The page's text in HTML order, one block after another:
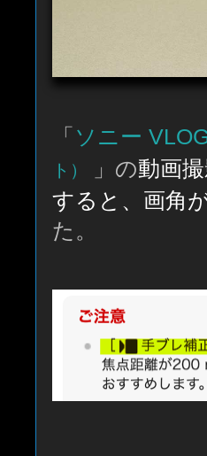
「 ソニー
ト）
」の動画
すると、画角
た。